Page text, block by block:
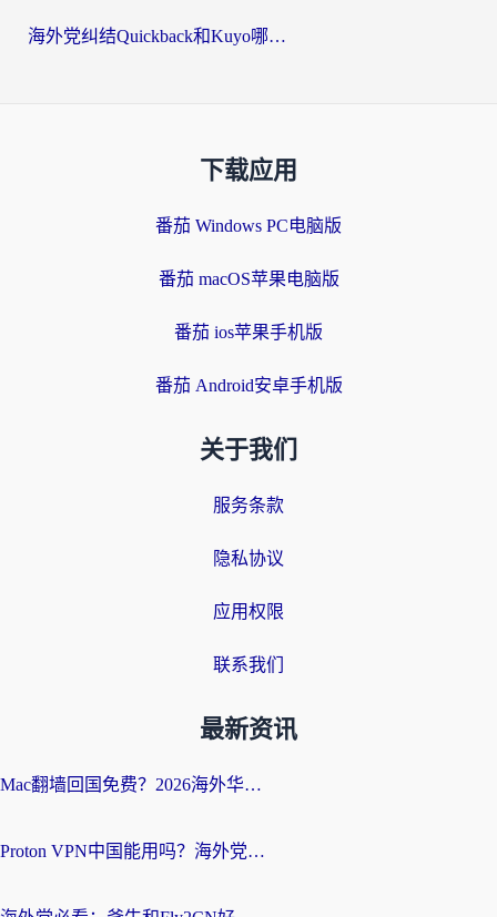
海外党纠结Quickback和Kuyo哪个好？选对回国加速器才能无缝刷国内资源
下载应用
番茄 Windows PC电脑版
番茄 macOS苹果电脑版
番茄 ios苹果手机版
番茄 Android安卓手机版
关于我们
服务条款
隐私协议
应用权限
联系我们
最新资讯
Mac翻墙回国免费？2026海外华人亲测：从CCTV5直播到国内APP，这样选加速器才靠谱
Proton VPN中国能用吗？海外党选回国加速器的避坑指南（附番茄加速器实测）